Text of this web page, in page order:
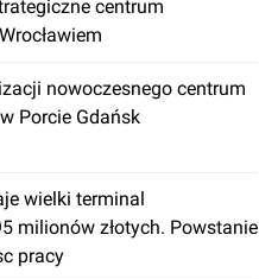
centrum
nowoczesnego centrum
Porcie Gdańsk
wielki terminal
milionów złotych. Powstanie
pracy